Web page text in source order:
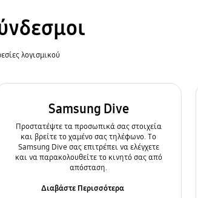
λογισμικού
Samsung Dive
Προστατέψτε τα προσωπικά σας στοιχεία
και βρείτε το χαμένο σας τηλέφωνο. Το
Samsung Dive σας επιτρέπει να ελέγχετε
και να παρακολουθείτε το κινητό σας από
απόσταση.
Διαβάστε Περισσότερα